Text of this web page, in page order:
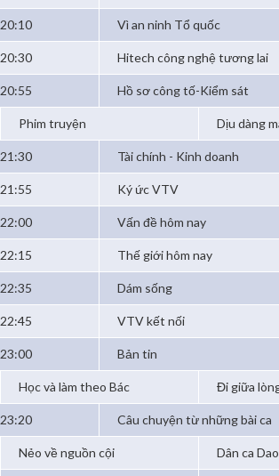
20:10 Vì an ninh Tổ quốc
20:30 Hitech công nghệ tương lai
20:55 Hồ sơ công tố-Kiểm sát
Phim truyện Dịu dàng
21:30 Tài chính - Kinh doanh
21:55 Ký ức VTV
22:00 Vấn đề hôm nay
22:15 Thế giới hôm nay
22:35 Dám sống
22:45 VTV kết nối
23:00 Bản tin
Học và làm theo Bác Đi giữa
23:20 Câu chuyện từ những bài ca
Nẻo về nguồn cội Dân ca